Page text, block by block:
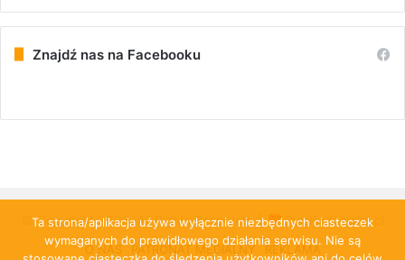
Znajdź nas na Facebooku
© Copyright 2026, All Rights Reserved | PulsRadomska.pl
O NAS PATRONAT MEDIALNY REKLAMA
Ta strona/aplikacja używa wyłącznie niezbędnych ciasteczek
wymaganych do prawidłowego działania serwisu. Nie są